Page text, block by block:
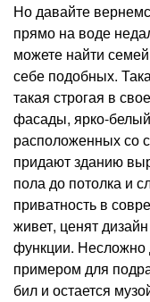
Но давайте
прямо на воде
можете найти
себе подобных.
такая строгая в
фасады, ярко-белый
расположенных со
придают зданию
пола до потолка и
приватность в
живет, ценят
функции. Несложно
примером для
бил и остается